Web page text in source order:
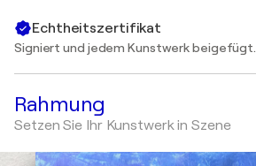
Echtheitszertifikat
Signiert und jedem Kunstwerk beigefügt.
Rahmung
Setzen Sie Ihr Kunstwerk in Szene